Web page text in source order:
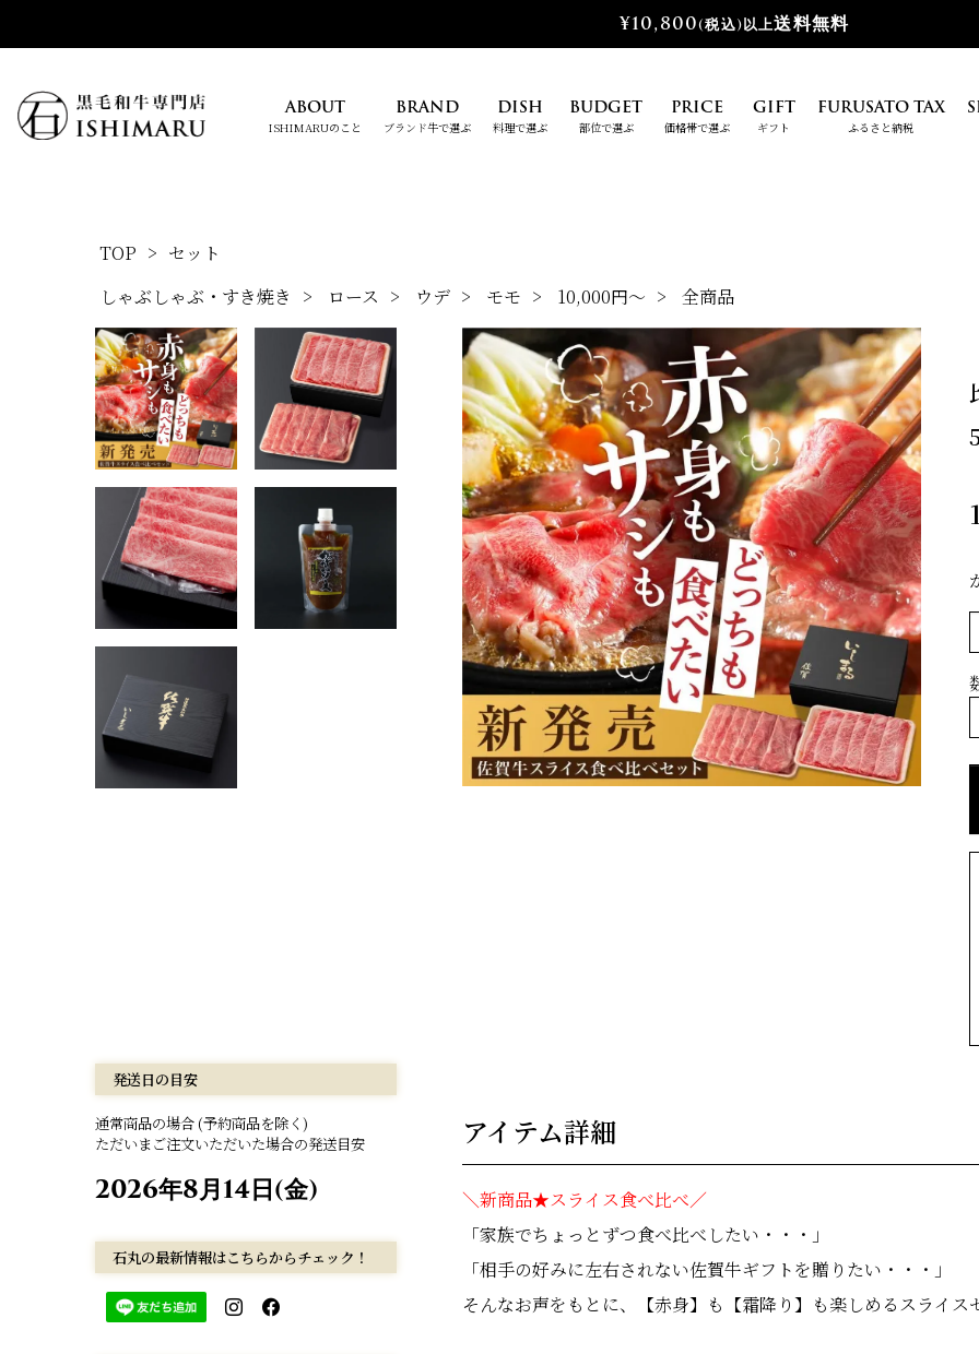
¥10,800(税込)以上送料無料
ABOUT
ISHIMARUのこと
BRAND
ブランド牛で選ぶ
DISH
料理で選ぶ
BUDGET
部位で選ぶ
PRICE
価格帯で選ぶ
GIFT
ギフト
FURUSATO TAX
ふるさと納税
TOP
セット
しゃぶしゃぶ・すき焼き
ロース ウデ モモ 10,000円～ 全商品
アイテム詳細
＼新商品★スライス食べ比べ／
「家族でちょっとずつ食べ比べしたい・・・」
「相手の好みに左右されない佐賀牛ギフトを贈りたい・・・」
そんなお声をもとに、【赤身】も【霜降り】も楽しめるスライス
発送日の目安
通常商品の場合 (予約商品を除く)
ただいまご注文いただいた場合の発送目安
2026年8月14日(金)
石丸の最新情報はこちらからチェック！